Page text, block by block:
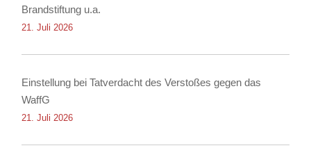
Brandstiftung u.a.
21. Juli 2026
Einstellung bei Tatverdacht des Verstoßes gegen das
WaffG
21. Juli 2026